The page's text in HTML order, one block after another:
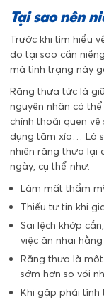
Tại sao nên
Trước khi tìm hiểu
do tại sao cần
mà tình trạng này
Răng thưa tức là
nguyên nhân có
chính thoải quen
dụng tăm xỉa… Là
nhiên răng thưa lại
ngày, cụ thể như:
Làm mất thẩm
Thiếu tự tin khi
Sai lệch khớp
việc ăn nhai
Răng thưa là
sớm hơn so với
Khi gặp phải tình